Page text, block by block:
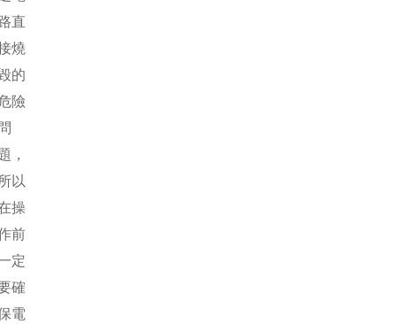
直
燒
的
險
，
以
操
前
定
確
電